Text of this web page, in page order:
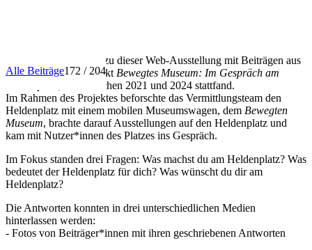
Herzlich willkommen zu dieser Web-Ausstellung mit Beiträgen aus
dem Vermittlungsprojekt Bewegtes Museum: Im Gespräch am
, das zwischen 2021 und 2024 stattfand.
Im Rahmen des Projektes beforschte das Vermittlungsteam den
Heldenplatz mit einem mobilen Museumswagen, dem Bewegten
Museum, brachte darauf Ausstellungen auf den Heldenplatz und
kam mit Nutzer*innen des Platzes ins Gespräch.
Im Fokus standen drei Fragen: Was machst du am Heldenplatz? Was
bedeutet der Heldenplatz für dich? Was wünscht du dir am
Heldenplatz?
Die Antworten konnten in drei unterschiedlichen Medien
hinterlassen werden:
- Fotos von Beiträger*innen mit ihren geschriebenen Antworten
Alle Beiträge172 / 204